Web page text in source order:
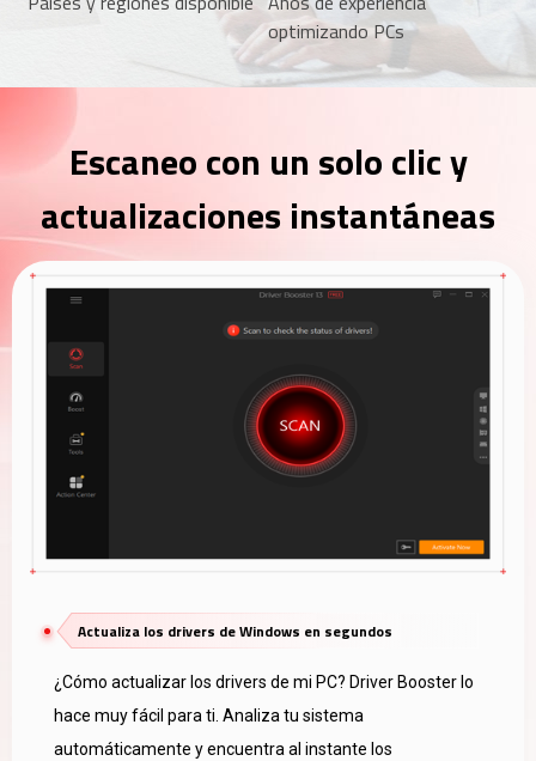
optimizando PCs
Escaneo con un solo clic y
actualizaciones instantáneas
Actualiza los drivers de Windows en segundos
¿Cómo actualizar los drivers de mi PC? Driver Booster lo
hace muy fácil para ti. Analiza tu sistema
automáticamente y encuentra al instante los